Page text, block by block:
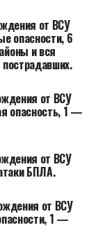
от ВСУ
опасности, 6
и вся
от ВСУ
опасность, 1 —
от ВСУ
БПЛА.
от ВСУ
1 —